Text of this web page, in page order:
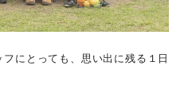
にとっても、思い出に残る１日